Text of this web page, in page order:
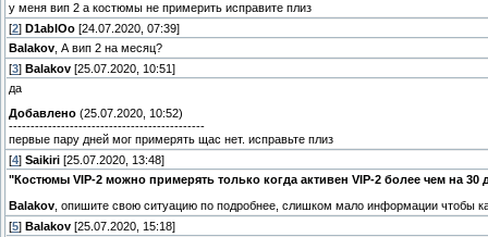
у меня вип 2 а костюмы не примерить исправите плиз
[2] D1ablOo [24.07.2020, 07:39]
Balakov , А вип 2 на месяц?
[3] Balakov [25.07.2020, 10:51]
да
Добавлено (25.07.2020, 10:52)
---------------------------------------------
первые пару дней мог примерять щас нет. исправьте плиз
[4] Saikiri [25.07.2020, 13:48]
"Костюмы VIP-2 можно примерять только когда активен VIP-2 более чем на 30
Balakov , опишите свою ситуацию по подробнее, слишком мало информации чтобы
[5] Balakov [25.07.2020, 15:18]